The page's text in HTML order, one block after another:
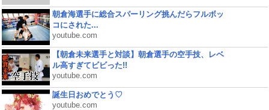
朝倉海選手に総合スパーリング挑んだらフルボッ
コにされた...
youtube.com
【朝倉未来選手と対談】朝倉選手の空手技、レベ
ル高すぎてビビった!!
youtube.com
誕生日おめでとう♡
youtube.com